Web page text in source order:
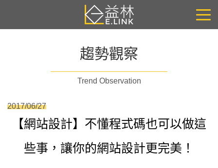
趨勢觀察
Trend Observation
2017/06/27
【網站設計】不懂程式碼也可以做這
些事，讓你的網站設計更完美！